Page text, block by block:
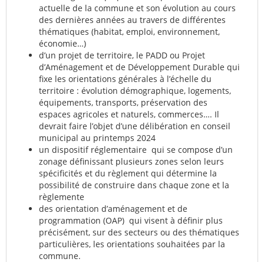
actuelle de la commune et son évolution au cours
des dernières années au travers de différentes
thématiques (habitat, emploi, environnement,
économie…)
d’un projet de territoire, le PADD ou Projet
d’Aménagement et de Développement Durable qui
fixe les orientations générales à l’échelle du
territoire : évolution démographique, logements,
équipements, transports, préservation des
espaces agricoles et naturels, commerces…. Il
devrait faire l’objet d’une délibération en conseil
municipal au printemps 2024
un dispositif réglementaire qui se compose d’un
zonage définissant plusieurs zones selon leurs
spécificités et du règlement qui détermine la
possibilité de construire dans chaque zone et la
règlemente
des orientation d’aménagement et de
programmation (OAP) qui visent à définir plus
précisément, sur des secteurs ou des thématiques
particulières, les orientations souhaitées par la
commune.